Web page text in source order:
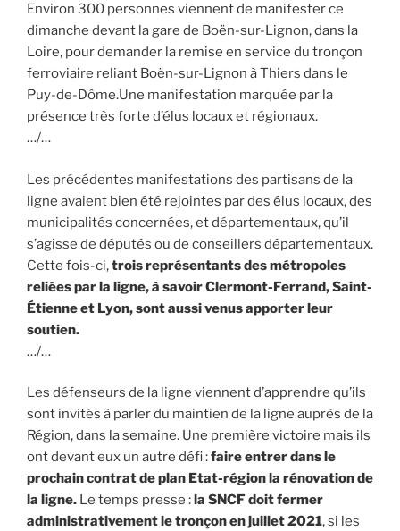
Environ 300 personnes viennent de manifester ce
dimanche devant la gare de Boën-sur-Lignon, dans la
Loire, pour demander la remise en service du tronçon
ferroviaire reliant Boën-sur-Lignon à Thiers dans le
Puy-de-Dôme.Une manifestation marquée par la
présence très forte d’élus locaux et régionaux.
…/…
Les précédentes manifestations des partisans de la
ligne avaient bien été rejointes par des élus locaux, des
municipalités concernées, et départementaux, qu’il
s’agisse de députés ou de conseillers départementaux.
Cette fois-ci,trois représentants des métropoles
reliées par la ligne, à savoir Clermont-Ferrand, Saint-
Étienne et Lyon, sont aussi venus apporter leur
soutien.
…/…
Les défenseurs de la ligne viennent d’apprendre qu’ils
sont invités à parler du maintien de la ligne auprès de la
Région, dans la semaine. Une première victoire mais ils
ont devant eux un autre défi :faire entrer dans le
prochain contrat de plan Etat-région la rénovation de
la ligne. Le temps presse :la SNCF doit fermer
administrativement le tronçon en juillet 2021, si les